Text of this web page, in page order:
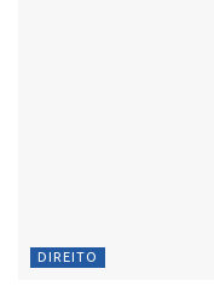
DIREITO